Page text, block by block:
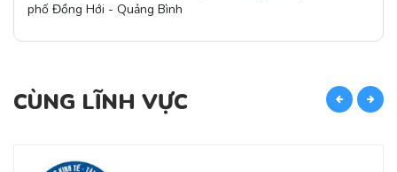
phố Đồng Hới - Quảng Bình
CÙNG LĨNH VỰC